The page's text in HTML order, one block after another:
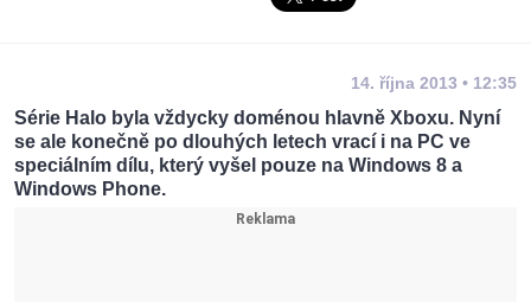
14. října 2013 • 12:35
Série Halo byla vždycky doménou hlavně Xboxu. Nyní
se ale konečně po dlouhých letech vrací i na PC ve
speciálním dílu, který vyšel pouze na Windows 8 a
Windows Phone.